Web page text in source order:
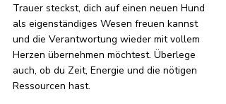
Trauer steckst, dich auf einen neuen Hund
als eigenständiges Wesen freuen kannst
und die Verantwortung wieder mit vollem
Herzen übernehmen möchtest. Überlege
auch, ob du Zeit, Energie und die nötigen
Ressourcen hast.